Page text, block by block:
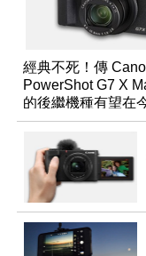
經典不死！傳
PowerShot G7 X
的後繼機種有望在
底前推出？